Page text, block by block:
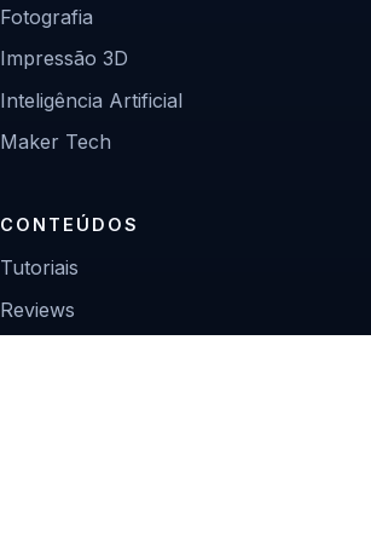
Fotografia
Impressão 3D
Inteligência Artificial
Maker Tech
CONTEÚDOS
Tutoriais
Reviews